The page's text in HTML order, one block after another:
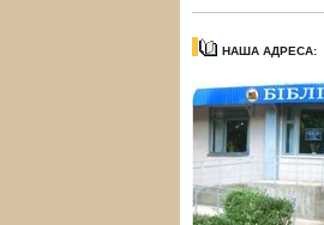
НАША АДРЕСА: